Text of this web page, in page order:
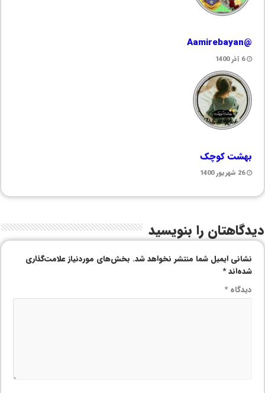
@Aamirebayan
6 آذر 1400
بهشت کوچک
26 شهریور 1400
دیدگاهتان را بنویسید
نشانی ایمیل شما منتشر نخواهد شد. بخش‌های موردنیاز علامت‌گذاری
شده‌اند*
دیدگاه*